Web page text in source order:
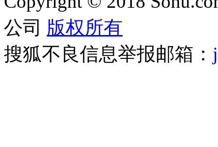
公司 版权所有
搜狐不良信息举报邮箱：